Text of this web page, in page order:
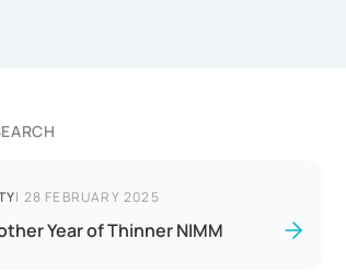
| 28 FEBRUARY 2025
Year of Thinner NIMM